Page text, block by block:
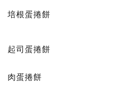
培根蛋捲餅
起司蛋捲餅
肉蛋捲餅